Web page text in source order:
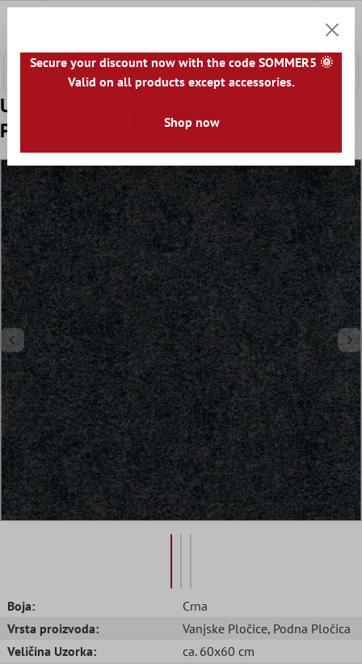
Uzorak Ploče Za Terasu Stoneway Imitacija
Prirodnog Kamena Crna 60x60cm
Boja:
Crna
Vrsta proizvoda:
Vanjske Pločice, Podna Pločica
Veličina Uzorka:
ca. 60x60 cm
Secure your discount now with the code SOMMER5 🌞
Valid on all products except accessories.
Shop now